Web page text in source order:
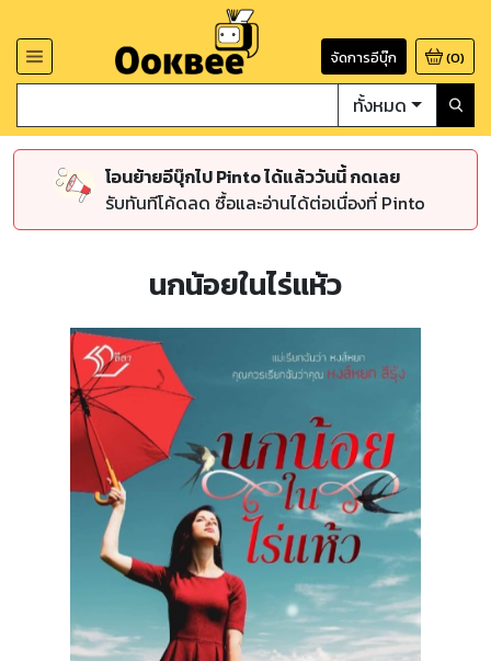
จัดการอีบุ๊ก (0)
ทั้งหมด
โอนย้ายอีบุ๊กไป Pinto ได้แล้ววันนี้ กดเลย
รับทันทีโค้ดลด ซื้อและอ่านได้ต่อเนื่องที่ Pinto
นกน้อยในไร่แห้ว